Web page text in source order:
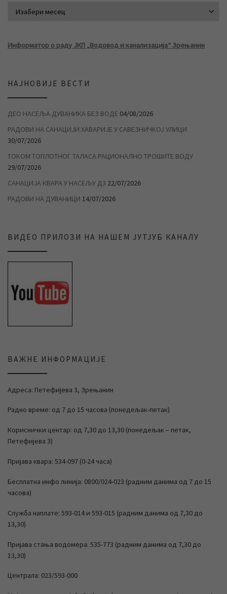
Информатор о раду ЈКП „Водовод и канализација“ Зрењанин
НАЈНОВИЈЕ ВЕСТИ
ДЕО НАСЕЉА ДУВАНИКА БЕЗ ВОДЕ 04/08/2026
РАДОВИ НА САНАЦИЈИ ХАВАРИЈЕ У САВЕЗНИЧКОЈ УЛИЦИ
30/07/2026
ТОКОМ ТОПЛОТНОГ ТАЛАСА РАЦИОНАЛНО ТРОШИТЕ ВОДУ
29/07/2026
САНАЦИЈА КВАРА У НАСЕЉУ Д3 22/07/2026
РАДОВИ НА ДУВАНИЦИ 14/07/2026
ВИДЕО ПРИЛОЗИ НА НАШЕМ ЈУТЈУБ КАНАЛУ
ВАЖНЕ ИНФОРМАЦИЈЕ
Адреса: Петефијева 3, Зрењанин
Радно време: од 7 до 15 часова (понедељак-петак)
Кориснички центар: од 7,30 до 13,30 (понедељак – петак,
Петефијева 3)
Пријава квара: 534-097 (0-24 часа)
Бесплатна инфо линија: 0800/024-023 (радним данима од 7 до 15
часова)
Служба наплате: 593-014 и 593-015 (радним данима од 7,30 до
13,30)
Пријава стања водомера: 535-773 (радним данима од 7,30 до
13,30)
Централа: 023/593-000